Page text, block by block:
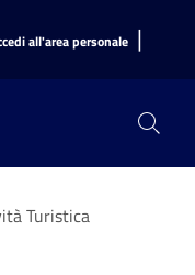
all'area personale |
Turistica